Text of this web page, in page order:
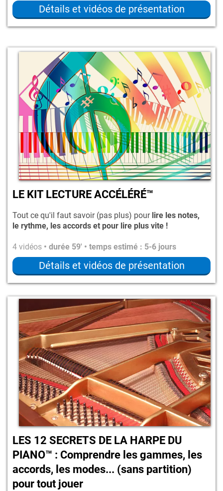
Détails et vidéos de présentation
LE KIT LECTURE ACCÉLÉRÉ™
Tout ce qu'il faut savoir (pas plus) pourlire les notes,
le rythme, les accords et pour lire plus vite !
4 vidéos • durée 59' • temps estimé : 5-6 jours
Détails et vidéos de présentation
LES 12 SECRETS DE LA HARPE DU
PIANO™ : Comprendre les gammes, les
accords, les modes... (sans partition)
pour tout jouer